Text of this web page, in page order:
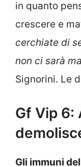
in quanto
crescere e
cerchiate di
non ci sarà
Signorini. Le
Gf Vip 6:
Gli immuni